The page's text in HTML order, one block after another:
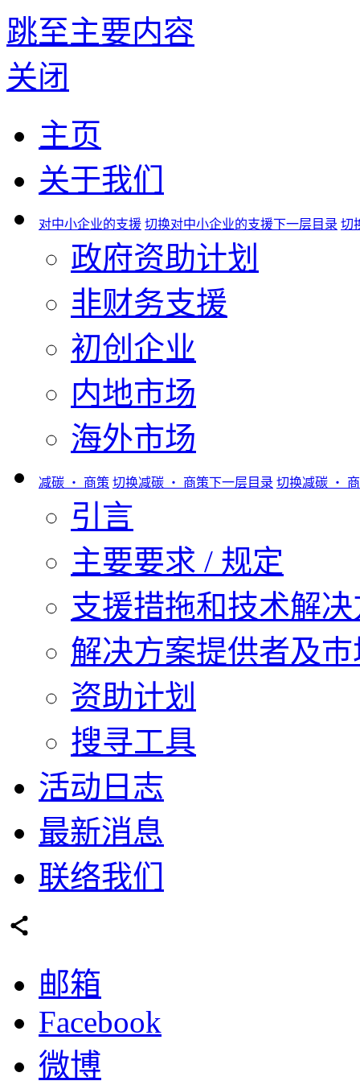
跳至主要内容
关闭
主页
关于我们
对中小企业的支援 切换对中小企业的支援下一层目录 切
政府资助计划
非财务支援
初创企业
内地市场
海外市场
减碳 ‧ 商策 切换减碳 ‧ 商策下一层目录 切换减碳 ‧
引言
主要要求 / 规定
支援措拖和技术解
解决方案提供者及
资助计划
搜寻工具
活动日志
最新消息
联络我们
邮箱
Facebook
微博